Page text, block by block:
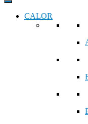
CALOR